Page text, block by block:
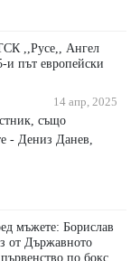
,,Русе,, Ангел
и път европейски
14 апр, 2025
също
- Дениз Данев,
мъжете: Борислав
от Държавното
по бокс